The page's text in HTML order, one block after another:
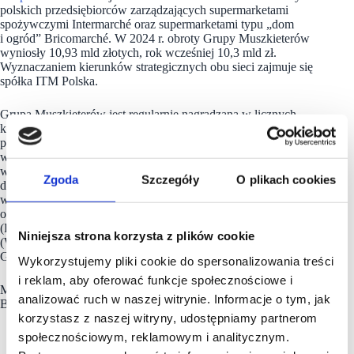
Zgoda Szczegóły O plikach cookies
Niniejsza strona korzysta z plików cookie
Wykorzystujemy pliki cookie do spersonalizowania treści
i reklam, aby oferować funkcje społecznościowe i
analizować ruch w naszej witrynie. Informacje o tym, jak
korzystasz z naszej witryny, udostępniamy partnerom
społecznościowym, reklamowym i analitycznym.
polskich przedsiębiorców zarządzających supermarketami
spożywczymi Intermarché oraz supermarketami typu „dom
i ogród” Bricomarché. W 2024 r. obroty Grupy Muszkieterów
wyniosły 10,93 mld złotych, rok wcześniej 10,3 mld zł.
Wyznaczaniem kierunków strategicznych obu sieci zajmuje się
spółka ITM Polska.
Grupa Muszkieterów jest regularnie nagradzana w licznych
konkursach i rankingach, m.in. w rankingu najlepszych
polskich pracodawców tygodnika „Wprost” (8. miejsce
w 2024 r.), na Liście 2000 dziennika „Rzeczpospolita”, czyli
w zestawieniu największych firm w Polsce (57. pozycja wg.
danych za 2024 r.), w rankingu „1000 największych firm
w Polsce” „Gazety Finansowej” (48. miejsce w 2024 r.)
oraz w ramach konkursów TOP Franczyzobiorca 2024
(Franchising.pl) i Franczyzowy Superbohater 2025
(Wiadomości Handlowe) nagrody otrzymali przedsiębiorcy
Grupy Muszkieterów.
Muszkieterowie są obecni w 4 krajach Europy: Polsce, Francji,
Belgii i Portugalii.